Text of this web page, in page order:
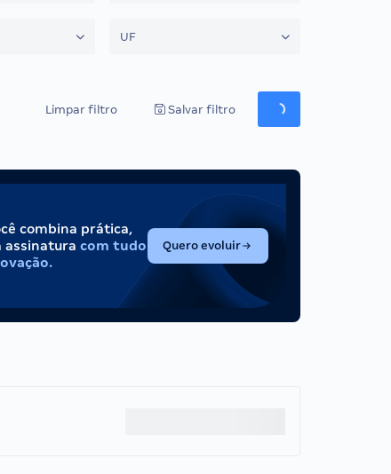
UF
Limpar filtro Salvar filtro
combina prática,
assinatura com tudo
Quero evoluir(abre em nova aba)